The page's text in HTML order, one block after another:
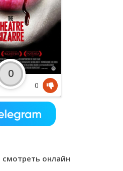
смотреть онлайн
0
0